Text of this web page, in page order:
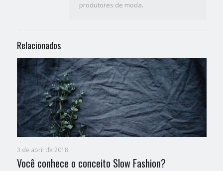
produtores de moda.
Relacionados
3 de abril de 2018
Você conhece o conceito Slow Fashion?